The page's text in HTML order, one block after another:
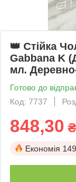
👑 Стійка
Gabbana K
мл.
Готово до
Код: 7737
848,30 ₴
Економія